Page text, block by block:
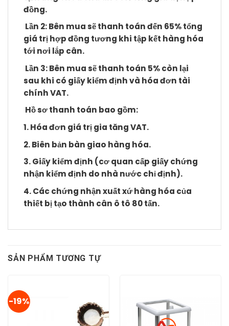
đồng.
Lần 2: Bên mua sẽ thanh toán đến 65% tổng
giá trị hợp đồng tương khi tập kết hàng hóa
tới nơi lắp cân.
Lần 3: Bên mua sẽ thanh toán 5% còn lại
sau khi có giấy kiểm định và hóa đơn tài
chính VAT.
Hồ sơ thanh toán bao gồm:
1. Hóa đơn giá trị gia tăng VAT.
2. Biên bản bàn giao hàng hóa.
3. Giấy kiểm định (cơ quan cấp giấy chứng
nhận kiểm định do nhà nước chỉ định).
4. Các chứng nhận xuất xứ hàng hóa của
thiết bị tạo thành cân ô tô 80 tấn.
SẢN PHẨM TƯƠNG TỰ
-19%